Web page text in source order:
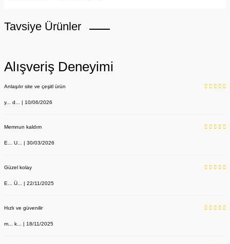
Tavsiye Ürünler
Alışveriş Deneyimi
Anlaşılır site ve çeşitl ürün
y... d... | 10/06/2026
Memnun kaldım
E... U... | 30/03/2026
Güzel kolay
E... Ü... | 22/11/2025
Hızlı ve güvenilir
m... k... | 18/11/2025